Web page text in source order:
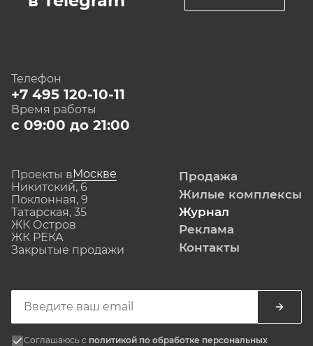
Телефон
+7 495 120-10-11
Время работы
с 09:00 до 21:00
Проекты вМоскве
Никитский, 6
Поклонная, 9
Татарская, 35
ЖК Остров
ЖК РЕКА
Закрытые продажи
Продажа
Жилые комплексы
Журнал
Реклама
Контакты
Соглашаюсь с политикой по обработке персональных